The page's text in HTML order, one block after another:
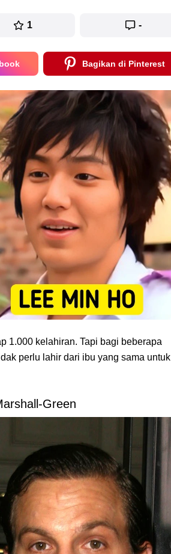
1 -
Bagikan di Pinterest
1.000 kelahiran. Tapi bagi beberapa
perlu lahir dari ibu yang sama untuk
Green